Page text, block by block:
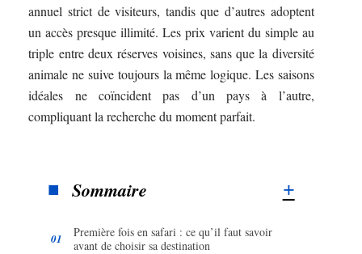
annuel strict de visiteurs, tandis que d’autres adoptent
un accès presque illimité. Les prix varient du simple au
triple entre deux réserves voisines, sans que la diversité
animale ne suive toujours la même logique. Les saisons
idéales ne coïncident pas d’un pays à l’autre,
compliquant la recherche du moment parfait.
Sommaire
Première fois en safari : ce qu’il faut savoir
avant de choisir sa destination